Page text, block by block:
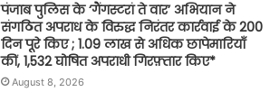
पंजाब पुलिस के ‘गैंगस्टरां ते वार’ अभियान ने
संगठित अपराध के विरुद्ध निरंतर कार्रवाई के 200
दिन पूरे किए ; 1.09 लाख से अधिक छापेमारियाँ
कीं, 1,532 घोषित अपराधी गिरफ़्तार किए*
August 8, 2026